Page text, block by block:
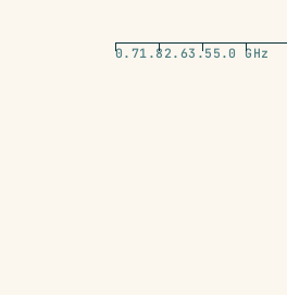
0.71.82.63.5 5.0 GHz